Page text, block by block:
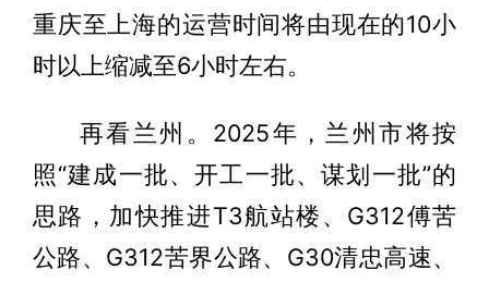
重庆至上海的运营时间将由现在的10小
时以上缩减至6小时左右。
再看兰州。2025年，兰州市将按
照“建成一批、开工一批、谋划一批”的
思路，加快推进T3航站楼、G312傅苦
公路、G312苦界公路、G30清忠高速、